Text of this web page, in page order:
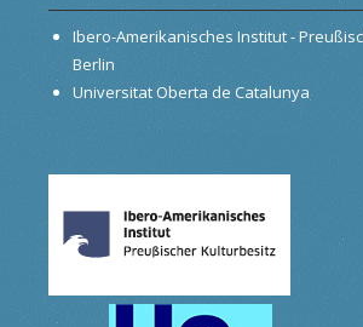
Ibero-Amerikanisches Institut -
Berlin
Universitat Oberta de Catalunya